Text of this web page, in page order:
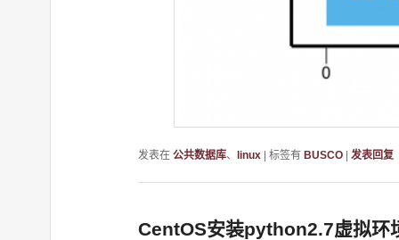
发表在 公共数据库、 linux | 标签有 BUSCO | 发表回复
CentOS安装python2.7虚拟环